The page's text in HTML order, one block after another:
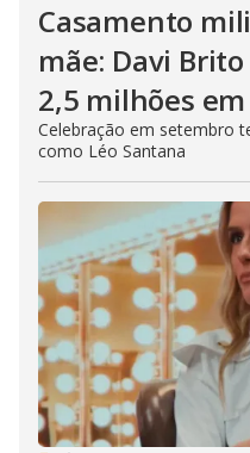
Casamento
mãe: Davi Brito
2,5 milhões
Celebração em setembro
como Léo Santana